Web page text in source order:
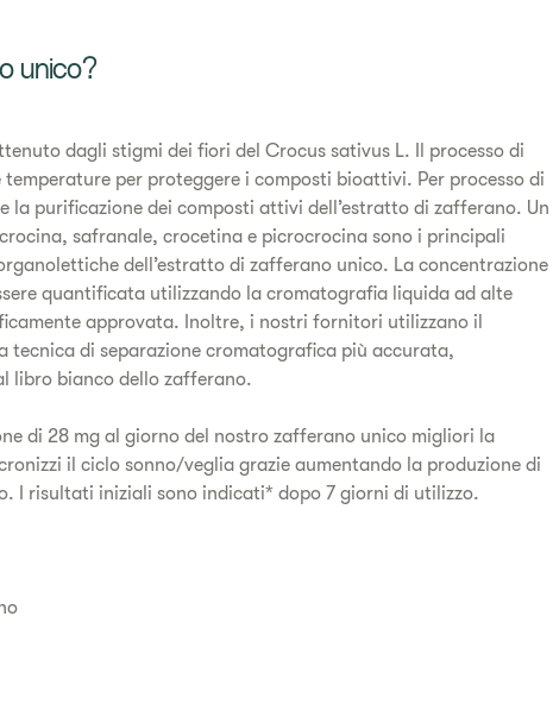
unico?
dagli stigmi dei fiori del Crocus sativus L. Il processo di
temperature per proteggere i composti bioattivi. Per processo di
la purificazione dei composti attivi dell’estratto di zafferano. Un
safranale, crocetina e picrocrocina sono i principali
dell’estratto di zafferano unico. La concentrazione
quantificata utilizzando la cromatografia liquida ad alte
approvata. Inoltre, i nostri fornitori utilizzano il
tecnica di separazione cromatografica più accurata,
libro bianco dello zafferano.
di 28 mg al giorno del nostro zafferano unico migliori la
il ciclo sonno/veglia grazie aumentando la produzione di
I risultati iniziali sono indicati* dopo 7 giorni di utilizzo.